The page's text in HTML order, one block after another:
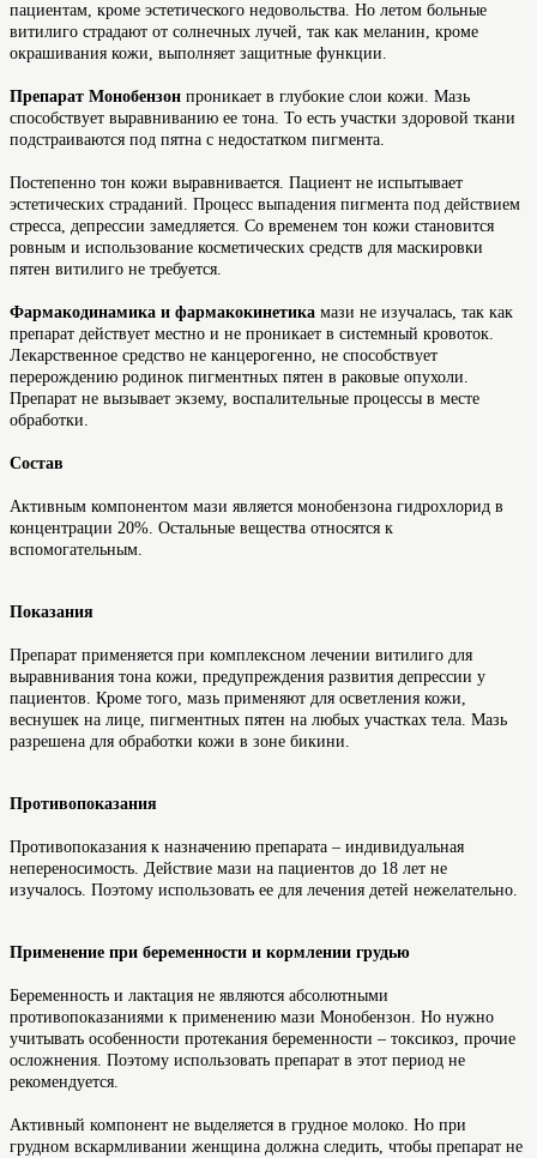
пациентам, кроме эстетического недовольства. Но летом больные
витилиго страдают от солнечных лучей, так как меланин, кроме
окрашивания кожи, выполняет защитные функции.
Препарат Монобензон проникает в глубокие слои кожи. Мазь
способствует выравниванию ее тона. То есть участки здоровой ткани
подстраиваются под пятна с недостатком пигмента.
Постепенно тон кожи выравнивается. Пациент не испытывает
эстетических страданий. Процесс выпадения пигмента под действием
стресса, депрессии замедляется. Со временем тон кожи становится
ровным и использование косметических средств для маскировки
пятен витилиго не требуется.
Фармакодинамика и фармакокинетика мази не изучалась, так как
препарат действует местно и не проникает в системный кровоток.
Лекарственное средство не канцерогенно, не способствует
перерождению родинок пигментных пятен в раковые опухоли.
Препарат не вызывает экзему, воспалительные процессы в месте
обработки.
Состав
Активным компонентом мази является монобензона гидрохлорид в
концентрации 20%. Остальные вещества относятся к
вспомогательным.
Показания
Препарат применяется при комплексном лечении витилиго для
выравнивания тона кожи, предупреждения развития депрессии у
пациентов. Кроме того, мазь применяют для осветления кожи,
веснушек на лице, пигментных пятен на любых участках тела. Мазь
разрешена для обработки кожи в зоне бикини.
Противопоказания
Противопоказания к назначению препарата – индивидуальная
непереносимость. Действие мази на пациентов до 18 лет не
изучалось. Поэтому использовать ее для лечения детей нежелательно.
Применение при беременности и кормлении грудью
Беременность и лактация не являются абсолютными
противопоказаниями к применению мази Монобензон. Но нужно
учитывать особенности протекания беременности – токсикоз, прочие
осложнения. Поэтому использовать препарат в этот период не
рекомендуется.
Активный компонент не выделяется в грудное молоко. Но при
грудном вскармливании женщина должна следить, чтобы препарат не